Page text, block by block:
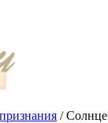
/Солнце